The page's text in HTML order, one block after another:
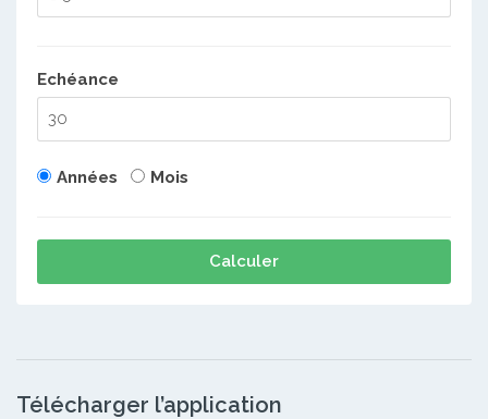
Echéance
Années Mois
Calculer
Télécharger l’application